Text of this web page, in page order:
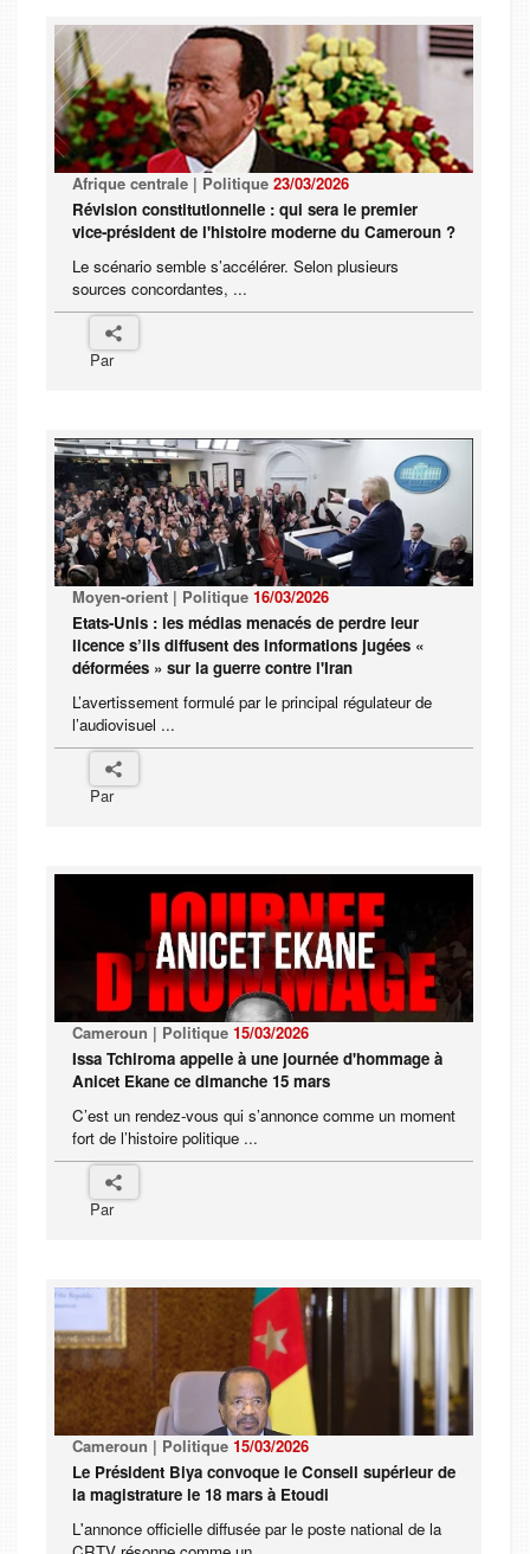
Afrique centrale | Politique 23/03/2026
Révision constitutionnelle : qui sera le premier
vice-président de l'histoire moderne du Cameroun ?
Le scénario semble s’accélérer. Selon plusieurs
sources concordantes, ...
Par
Moyen-orient | Politique 16/03/2026
Etats-Unis : les médias menacés de perdre leur
licence s’ils diffusent des informations jugées «
déformées » sur la guerre contre l'Iran
L’avertissement formulé par le principal régulateur de
l’audiovisuel ...
Par
Cameroun | Politique 15/03/2026
Issa Tchiroma appelle à une journée d'hommage à
Anicet Ekane ce dimanche 15 mars
C’est un rendez-vous qui s’annonce comme un moment
fort de l’histoire politique ...
Par
Cameroun | Politique 15/03/2026
Le Président Biya convoque le Conseil supérieur de
la magistrature le 18 mars à Etoudi
L'annonce officielle diffusée par le poste national de la